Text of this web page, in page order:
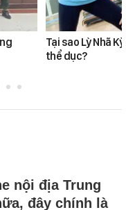
Tại sao Lỳ Nhã
thể dục?
nội địa Trung
đây chính là